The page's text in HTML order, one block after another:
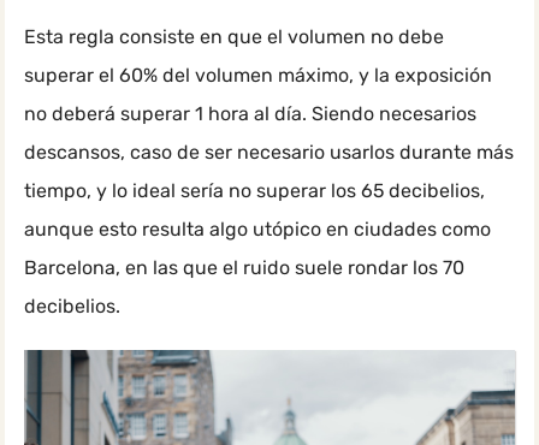
Esta regla consiste en que el volumen no debe
superar el 60% del volumen máximo, y la exposición
no deberá superar 1 hora al día. Siendo necesarios
descansos, caso de ser necesario usarlos durante más
tiempo, y lo ideal sería no superar los 65 decibelios,
aunque esto resulta algo utópico en ciudades como
Barcelona, en las que el ruido suele rondar los 70
decibelios.